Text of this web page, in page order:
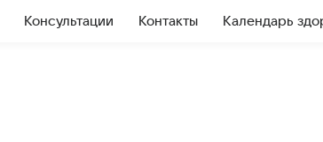
Консультации Контакты Календарь